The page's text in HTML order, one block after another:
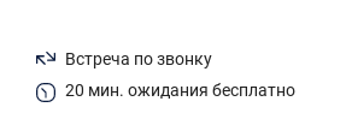
Встреча по звонку
20 мин. ожидания бесплатно